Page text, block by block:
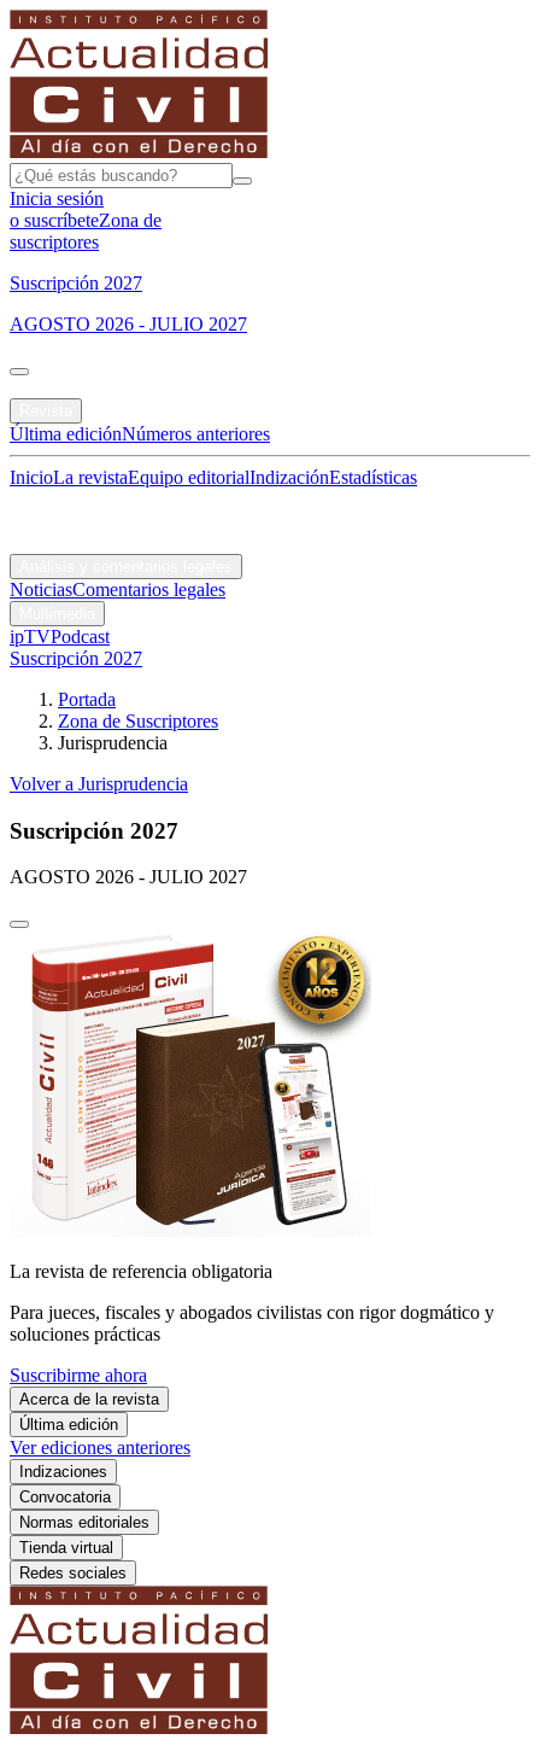
Inicia sesión
o suscríbeteZona de
suscriptores
Suscripción 2027
AGOSTO 2026 - JULIO 2027
Última ediciónNúmeros anteriores
InicioLa revistaEquipo editorialIndizaciónEstadísticas
NoticiasComentarios legales
ipTVPodcast
Suscripción 2027
Portada
Zona de Suscriptores
Jurisprudencia
Volver a Jurisprudencia
Suscripción 2027
AGOSTO 2026 - JULIO 2027
La revista de referencia obligatoria
Para jueces, fiscales y abogados civilistas con rigor dogmático y
soluciones prácticas
Suscribirme ahora
Acerca de la revista
Última edición
Ver ediciones anteriores
Indizaciones
Convocatoria
Normas editoriales
Tienda virtual
Redes sociales